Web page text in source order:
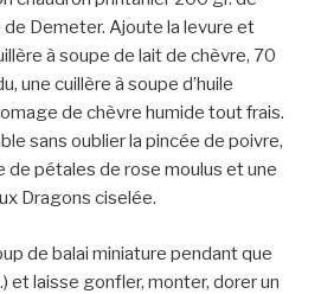
Demeter. Ajoute la levure et
à soupe de lait de chèvre, 70
une cuillère à soupe d’huile
de chèvre humide tout frais.
sans oublier la pincée de poivre,
de pétales de rose moulus et une
Dragons ciselée.
de balai miniature pendant que
et laisse gonfler, monter, dorer un